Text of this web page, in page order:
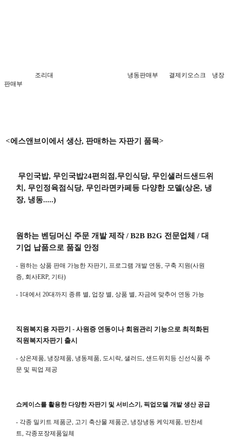
조리대 냉동판매부 결제키오스크 냉장
판매부
<에스앤브이에서 생산, 판매하는 자판기 품목>
무인국밥, 무인국밥24편의점,무인식당, 무인샐러드샌드위
치, 무인정육점식당, 무인라면카페등 다양한 모델(상온, 냉
장, 냉동.....)
원하는 벤딩머신 주문 개발 제작/ B2B B2G 전문업체 /대
기업 납품으로 품질 안정
- 원하는 상품 판매 가능한 자판기 , 프로그램 개발 연동, 구축 지원(사원
증, 회사ERP, 기타)
- 1대에서 20대까지 종류 별, 업장 별, 상품 별, 자금에 맞추어 연동 가능
직원복지용 자판기 - 사원증 연동이나 회원관리 기능으로 최적화된
직원복지자판기 출시
- 상온제품, 냉장제품, 냉동제품, 도시락, 샐러드, 샌드위치등 신선식품 주
문 및 픽업 제공
쇼케이스를 활용한 다양한 자판기 및 서비스기 , 픽업모델 개발 생산 공급
- 각종 밀키트 제품군, 고기 축산물 제품군, 냉장냉동 케익제품, 반찬세
트, 각종포장제품일체